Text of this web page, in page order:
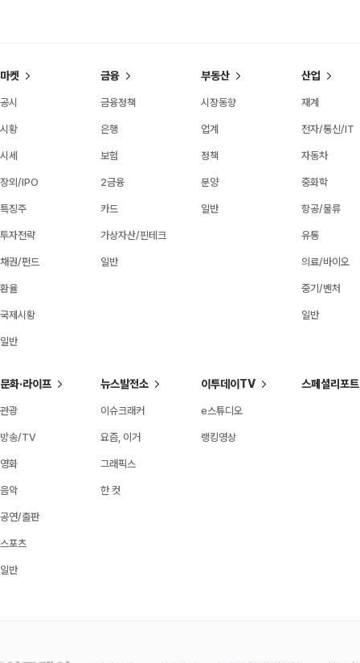
마켓
공시
시황
시세
장외/IPO
특징주
투자전략
채권/펀드
환율
국제시황
일반
금융
금융정책
은행
보험
2금융
카드
가상자산/핀테크
일반
부동산
시장동향
업계
정책
분양
일반
산업
재계
전자/통신/IT
자동차
중화학
항공/물류
유통
의료/바이오
중기/벤처
일반
문화·라이프
관광
방송/TV
영화
음악
공연/출판
스포츠
일반
뉴스발전소
이슈크래커
요즘, 이거
그래픽스
한 컷
이투데이TV
e스튜디오
랭킹영상
스페셜리포트